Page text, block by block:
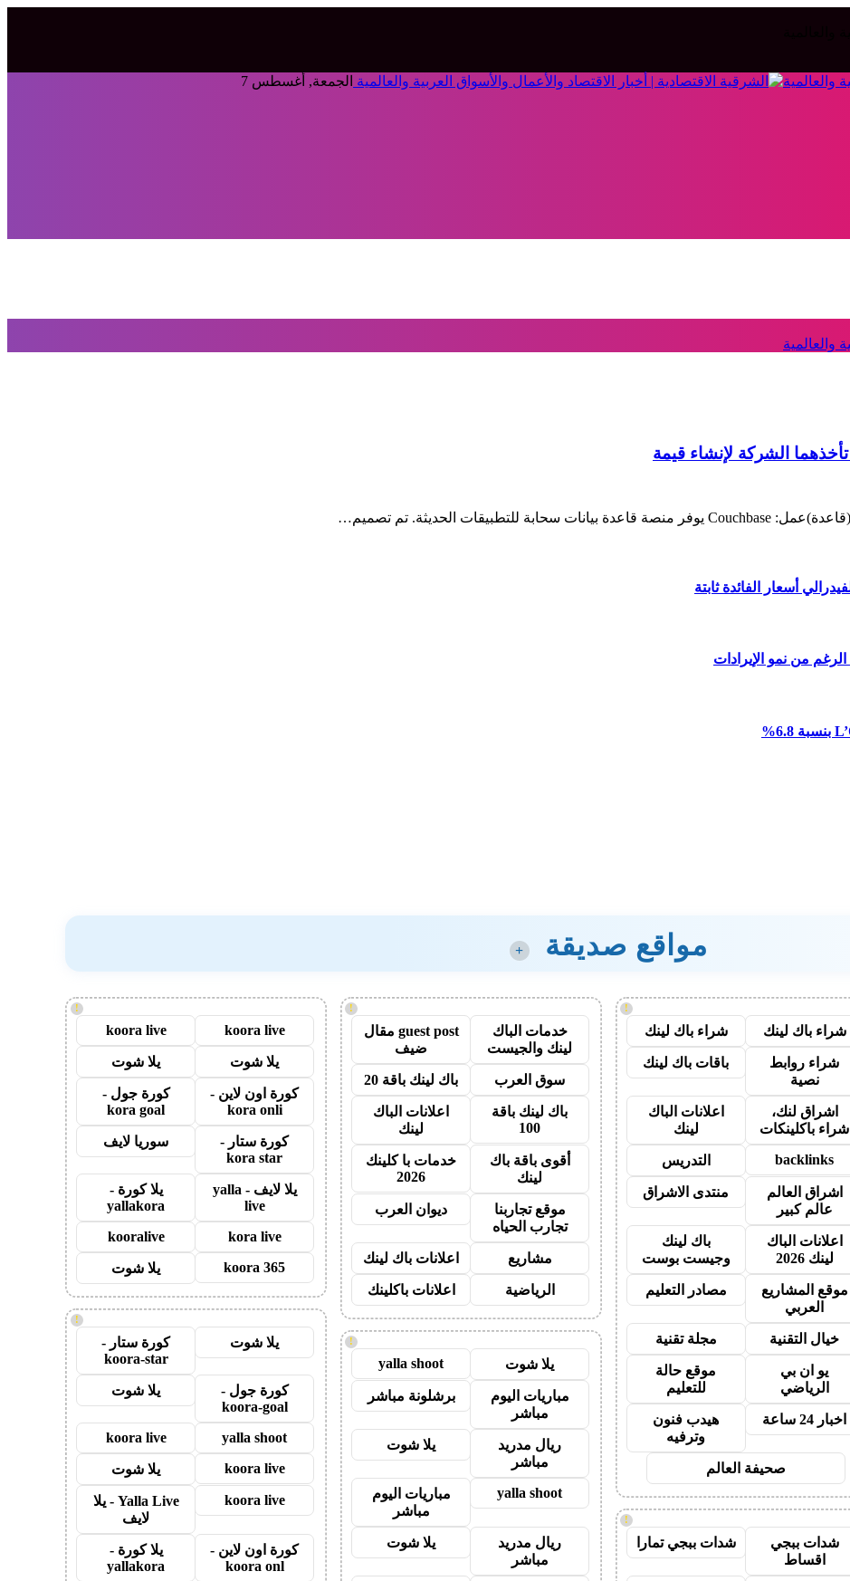
الجمعة, أغسطس 7
مواقع صديقة +
!
شراء باك لينك شراء باك لينك
شراء روابط
نصية
باقات باك لينك
اشراق لنك،
شراء باكلينكات
اعلانات الباك
لينك
backlinks
التدريس
اشراق العالم
عالم كبير
منتدى الاشراق
اعلانات الباك
لينك 2026
باك لينك
وجيست بوست
موقع المشاريع
العربي
مصادر التعليم
خيال التقنية مجلة تقنية
يو ان بي
الرياضي
موقع حالة
للتعليم
اخبار 24 ساعة
هيدب فنون
وترفيه
صحيفة العالم
!
شدات ببجي
اقساط
شدات ببجي تمارا
!
خدمات الباك
لينك والجيست
guest post مقال
ضيف
سوق العرب باك لينك باقة 20
باك لينك باقة
100
اعلانات الباك
لينك
أقوى باقة باك
لينك
خدمات با كلينك
2026
موقع تجاربنا
تجارب الحياه
ديوان العرب
مشاريع اعلانات باك لينك
الرياضية اعلانات باكلينك
!
يلا شوت yalla shoot
مباريات اليوم
مباشر
برشلونة مباشر
ريال مدريد
مباشر
يلا شوت
yalla shoot
مباريات اليوم
مباشر
ريال مدريد
مباشر
يلا شوت
!
koora live
koora live
يلا شوت يلا شوت
كورة اون لاين -
kora onli
كورة جول -
kora goal
كورة ستار -
kora star
سوريا لايف
يلا لايف - yalla
live
يلا كورة -
yallakora
kora live
kooralive
koora 365
يلا شوت
!
يلا شوت
كورة ستار -
koora-star
كورة جول -
koora-goal
يلا شوت
yalla shoot
koora live
koora live
يلا شوت
koora live
Yalla Live - يلا
لايف
كورة اون لاين -
koora onl
يلا كورة -
yallakora